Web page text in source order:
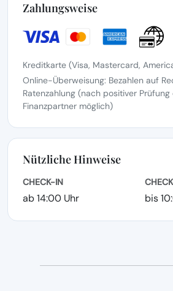
Zahlungsweise
Kreditkarte (Visa, Mastercard,
Online-Überweisung: Bezahlen auf
Ratenzahlung (nach positiver
Finanzpartner möglich)
Nützliche Hinweise
CHECK-IN
ab 14:00 Uhr bis